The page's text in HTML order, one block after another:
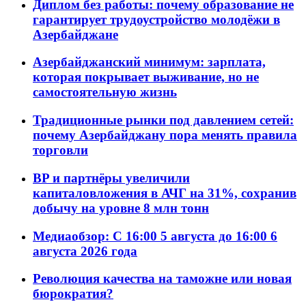
Диплом без работы: почему образование не
гарантирует трудоустройство молодёжи в
Азербайджане
Азербайджанский минимум: зарплата,
которая покрывает выживание, но не
самостоятельную жизнь
Традиционные рынки под давлением сетей:
почему Азербайджану пора менять правила
торговли
BP и партнёры увеличили
капиталовложения в АЧГ на 31%, сохранив
добычу на уровне 8 млн тонн
Медиаобзор: С 16:00 5 августа до 16:00 6
августа 2026 года
Революция качества на таможне или новая
бюрократия?